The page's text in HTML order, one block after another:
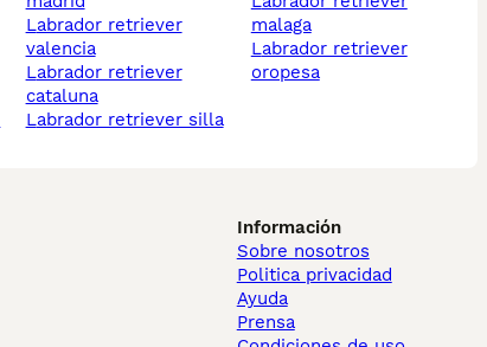
labrador retriever
valencia
labrador retriever
cataluna
labrador retriever silla
malaga
labrador retriever
oropesa
Información
Sobre nosotros
Politica privacidad
Ayuda
Prensa